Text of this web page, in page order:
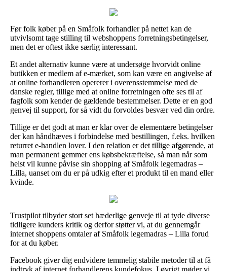
Før folk køber på en Småfolk forhandler på nettet kan de
utvivlsomt tage stilling til webshoppens forretningsbetingelser,
men det er oftest ikke særlig interessant.
Et andet alternativ kunne være at undersøge hvorvidt online
butikken er medlem af e-mærket, som kan være en angivelse af
at online forhandleren opererer i overensstemmelse med de
danske regler, tillige med at online forretningen ofte ses til af
fagfolk som kender de gældende bestemmelser. Dette er en god
genvej til support, for så vidt du forvoldes besvær ved din ordre.
Tillige er det godt at man er klar over de elementære betingelser
der kan håndhæves i forbindelse med bestillingen, f.eks. hvilken
returret e-handlen lover. I den relation er det tillige afgørende, at
man permanent gemmer ens købsbekræftelse, så man når som
helst vil kunne påvise sin shopping af Småfolk legemadras –
Lilla, uanset om du er på udkig efter et produkt til en mand eller
kvinde.
Trustpilot tilbyder stort set hæderlige genveje til at tyde diverse
tidligere kunders kritik og derfor støtter vi, at du gennemgår
internet shoppens omtaler af Småfolk legemadras – Lilla forud
for at du køber.
Facebook giver dig endvidere temmelig stabile metoder til at få
indtryk af internet forhandlerens kundefokus. I øvrigt møder vi